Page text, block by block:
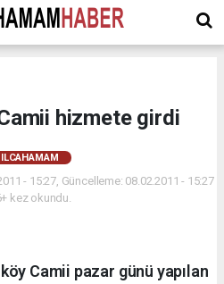
hizmete girdi
- 15:27, Güncelleme: 08.02.2011 - 15:27
kez okundu.
Camii pazar günü yapılan